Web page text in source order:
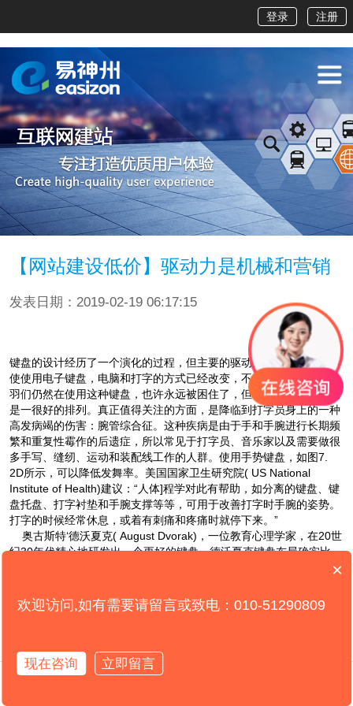
登录 注册
【网站建设低价】驱动力是机械和营销
发表日期：2019-02-19 06:17:15
键盘的设计经历了一个演化的过程，但主要的驱动力是机械和营销
即
使使用电子键盘，电脑和打字的方式已经改变，不存在冲突的问题，
羽们仍然在使用这种键盘，也许永远被困住了，但不要绝望：这真的
是一很好的排列。真正值得关注的方面，是降临到打字员身上的一种
高发病竭的伤害：腕管综合征。这种疾病是由于手和手腕进行长期频
繁和重复性霉作的后遗症，所以常见于打字员、音乐家以及需要做很
多手写、缝纫、运动和装配线工作的人群。使用手势键盘，如图7.
2D所示，可以降低发舞率。美国国家卫生研究院( US National
Institute of Health)建议：“人体]程学对此有帮助，如分离的键盘、键
盘托盘、打字衬垫和手腕支撑等等，可用于改善打字时手腕的姿势。
打字的时候经常休息，或着有刺痛和疼痛时就停下来。”
奥古斯特‘德沃夏克( August Dvorak)，一位教育心理学家，在20世
纪30年代精心地研发出一个更好的键盘。德沃夏克键盘布局确实比
QW-ERTY键盘优越，但也没有宣称的那样好。我在实验室的研究表
原有的产品（ QWERTY键盘）。而且，如果采用德沃夏克键盘，成
千上万的人不得不学 习一种新的打字方式，数以百万计的打字机将被
比较，不值得为了这一点儿增益付出重
好”的又一次胜利。
×
欢迎访问,如有需要请留言或致电：010-51290809
现在咨询
立即留言